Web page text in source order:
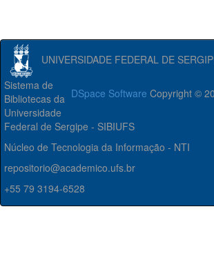
UNIVERSIDADE FEDERAL DE
DSpace Software Copyright ©
Sistema de
Bibliotecas da
Universidade
Federal de Sergipe - SIBIUFS
Núcleo de Tecnologia da Informação - NTI
repositorio@academico.ufs.br
+55 79 3194-6528